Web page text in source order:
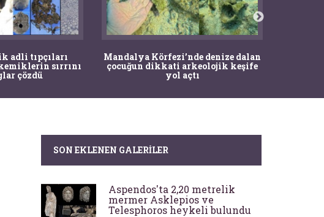
adli tıpçıları
sırrını
çözdü
Mandalya Körfezi’nde denize dalan
çocuğun dikkati arkeolojik keşife
yol açtı
SON EKLENEN GALERILER
Aspendos'ta 2,20 metrelik
mermer Asklepios ve
Telesphoros heykeli bulundu